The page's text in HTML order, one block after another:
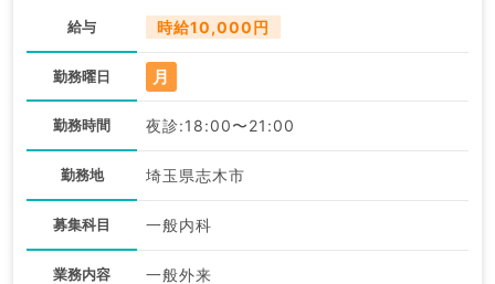
給与 時給10,000円
勤務曜日 月
勤務時間 夜診:18:00〜21:00
勤務地 埼玉県志木市
募集科目 一般内科
業務内容 一般外来